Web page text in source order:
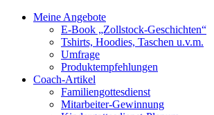
Meine Angebote
E-Book „Zollstock-Geschichten“
Tshirts, Hoodies, Taschen u.v.m.
Umfrage
Produktempfehlungen
Coach-Artikel
Familiengottesdienst
Mitarbeiter-Gewinnung